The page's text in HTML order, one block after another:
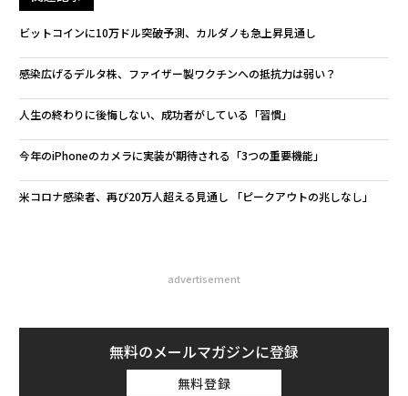
ビットコインに10万ドル突破予測、カルダノも急上昇見通し
感染広げるデルタ株、ファイザー製ワクチンへの抵抗力は弱い？
人生の終わりに後悔しない、成功者がしている「習慣」
今年のiPhoneのカメラに実装が期待される「3つの重要機能」
米コロナ感染者、再び20万人超える見通し 「ピークアウトの兆しなし」
advertisement
無料のメールマガジンに登録
無料登録